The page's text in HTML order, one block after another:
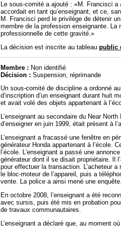
Le sous-comité a ajouté : «M. Francisci a
accordait en tant qu’enseignant, et ce,
M. Francisci perd le privilège de détenir
membre de la profession enseignante.
professionnelle de cette gravité.»
La décision est inscrite au tableau public
Membre : Non identifié
Décision : Suspension, réprimande
Un sous-comité de discipline a ordonné
d’inscription d’un enseignant durant huit
et avait volé des objets appartenant à
L’enseignant au secondaire du Near
d’enseigner en juin 1999, était présent à
L’enseignant a fracassé une fenêtre en
générateur Honda appartenant à l’école.
l’école. L’enseignant a passé une
générateur dont il se disait propriétaire. Il
pour effectuer la transaction. L’acheteur
le bloc-moteur de l’appareil, puis a
vente. La police a ainsi mené une enquête.
En octobre 2008, l’enseignant a été
avec sursis, puis été mis en probation
de travaux communautaires.
L’enseignant a déclaré que, au moment